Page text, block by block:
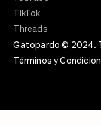
TikTok
Threads
Gatopardo © 2024.
Términos y